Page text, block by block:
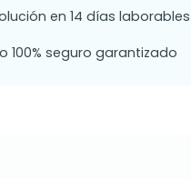
en 14 días laborables
100% seguro garantizado